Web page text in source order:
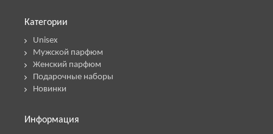
Категории
Unisex
Мужской парфюм
Женский парфюм
Подарочные наборы
Новинки
Информация